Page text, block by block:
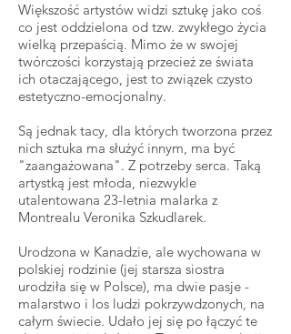
Większość artystów widzi sztukę jako coś
co jest oddzielona od tzw. zwykłego życia
wielką przepaścią. Mimo że w swojej
twórczości korzystają przecież ze świata
ich otaczającego, jest to związek czysto
estetyczno-emocjonalny.
Są jednak tacy, dla których tworzona przez
nich sztuka ma służyć innym, ma być
"zaangażowana". Z potrzeby serca. Taką
artystką jest młoda, niezwykle
utalentowana 23-letnia malarka z
Montrealu Veronika Szkudlarek.
Urodzona w Kanadzie, ale wychowana w
polskiej rodzinie (jej starsza siostra
urodziła się w Polsce), ma dwie pasje -
malarstwo i los ludzi pokrzywdzonych, na
całym świecie. Udało jej się po łączyć te